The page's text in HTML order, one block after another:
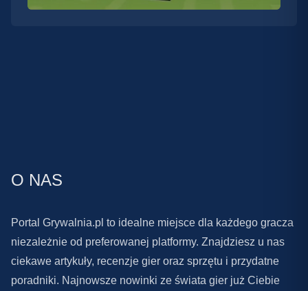
O NAS
Portal Grywalnia.pl to idealne miejsce dla każdego gracza
niezależnie od preferowanej platformy. Znajdziesz u nas
ciekawe artykuły, recenzje gier oraz sprzętu i przydatne
poradniki. Najnowsze nowinki ze świata gier już Ciebie